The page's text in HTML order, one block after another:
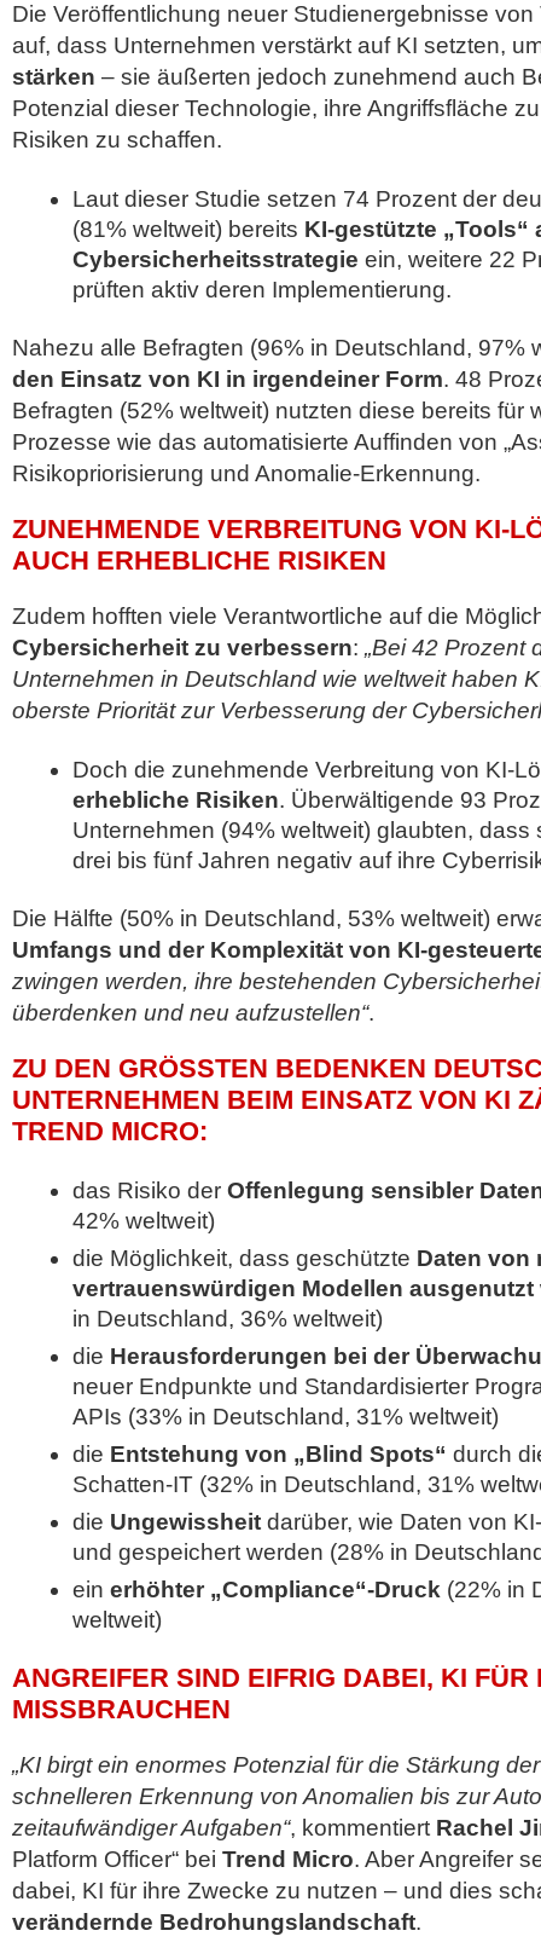
Die Veröffentlichung neuer Studienergebnisse
auf, dass Unternehmen verstärkt auf KI setzten,
stärken – sie äußerten jedoch zunehmend auch
Potenzial dieser Technologie, ihre Angriffsfläche
Risiken zu schaffen.
Laut dieser Studie setzen 74 Prozent der
(81% weltweit) bereits KI-gestützte „Tools“
Cybersicherheitsstrategie ein, weitere 22
prüften aktiv deren Implementierung.
Nahezu alle Befragten (96% in Deutschland, 97%
den Einsatz von KI in irgendeiner Form. 48
Befragten (52% weltweit) nutzten diese bereits für
Prozesse wie das automatisierte Auffinden von
Risikopriorisierung und Anomalie-Erkennung.
ZUNEHMENDE VERBREITUNG VON KI-
AUCH ERHEBLICHE RISIKEN
Zudem hofften viele Verantwortliche auf die
Cybersicherheit zu verbessern: „Bei 42 Prozent
Unternehmen in Deutschland wie weltweit haben
oberste Priorität zur Verbesserung der
Doch die zunehmende Verbreitung von KI-
erhebliche Risiken. Überwältigende 93
Unternehmen (94% weltweit) glaubten,
drei bis fünf Jahren negativ auf ihre
Die Hälfte (50% in Deutschland, 53% weltweit)
Umfangs und der Komplexität von KI-
zwingen werden, ihre bestehenden
überdenken und neu aufzustellen“.
ZU DEN GRÖSSTEN BEDENKEN
NTERNEHMEN BEIM EINSATZ VON KI
REND MICRO:
das Risiko der Offenlegung sensibler
42% weltweit)
die Möglichkeit, dass geschützte Daten von
vertrauenswürdigen Modellen ausgenutzt
in Deutschland, 36% weltweit)
die Herausforderungen bei der
neuer Endpunkte und Standardisierter
APIs (33% in Deutschland, 31% weltweit)
die Entstehung von „Blind Spots“ durch
Schatten-IT (32% in Deutschland, 31%
die Ungewissheit darüber, wie Daten von
und gespeichert werden (28% in
ein erhöhter „Compliance“-Druck (22% in
weltweit)
ANGREIFER SIND EIFRIG DABEI, KI FÜR
MISSBRAUCHEN
„KI birgt ein enormes Potenzial für die Stärkung
schnelleren Erkennung von Anomalien bis zur
zeitaufwändiger Aufgaben“, kommentiert Rachel
Platform Officer“ bei Trend Micro. Aber Angreifer
dabei, KI für ihre Zwecke zu nutzen – und dies
verändernde Bedrohungslandschaft.